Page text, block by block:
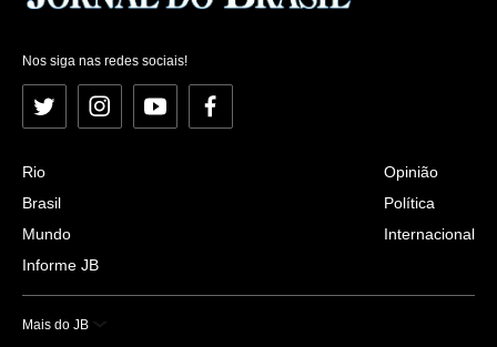
Nos siga nas redes sociais!
Twitter InstagramYouTubeFacebook
Rio
Brasil
Mundo
Informe JB
Opinião
Política
Internacional
Mais do JB